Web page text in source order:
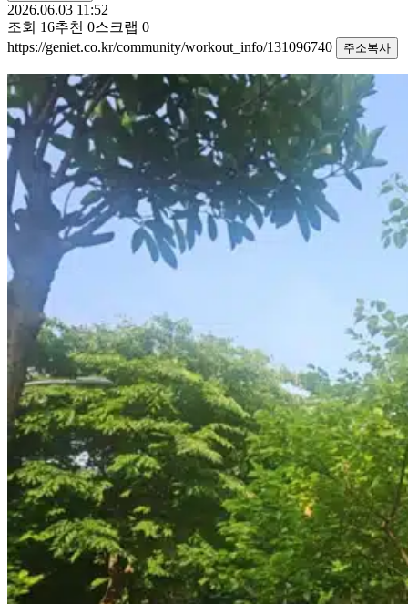
2026.06.03 11:52
조회 16추천 0스크랩 0
https://geniet.co.kr/community/workout_info/131096740
주소복사